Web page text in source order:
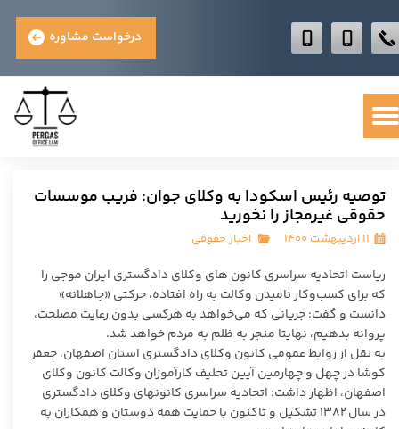
درخواست مشاوره
توصیه رئیس اسکودا به وکلای جوان: فریب موسسات
حقوقی غیرمجاز را نخورید
۱۱ اردیبهشت ۱۴۰۰ اخبار حقوقی
ریاست اتحادیه سراسری کانون های وکلای دادگستری ایران موجی را
که برای کسب‌وکار نامیدن وکالت به راه افتاده، حرکتی «جاهلانه»
دانست و گفت: جریانی که می‌خواهد به هرکسی بدون رعایت مصلحت،
پروانه بدهیم، نهایتا منجر به ظلم به مردم خواهد شد.
به نقل از روابط عمومی کانون وکلای دادگستری استان اصفهان، جعفر
کوشا در چهل و چهارمین آیین تحلیف کارآموزان وکالت کانون وکلای
اصفهان، اظهار داشت: اتحادیه سراسری کانونهای وکلای دادگستری
در سال ۱۳۸۲ تشکیل و تاکنون با حمایت همه دوستان و همکاران به